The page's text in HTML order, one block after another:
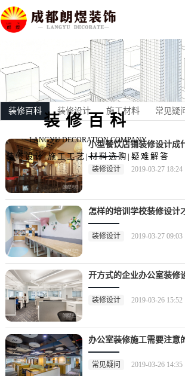
装修百科
LANGYU DECORATION COMPANY
装修设计|施工工艺|材料选购|疑难解答
装修百科 装修设计 施工材料 常见疑
小型餐饮店铺装修设计成
装修设计 2019-03-27 18:24
怎样的培训学校装修设计
装修设计 2019-03-27 09:03
开方式的企业办公室装修
装修设计 2019-03-26 15:52
办公室装修施工需要注意
常见疑问 2019-03-26 14:35